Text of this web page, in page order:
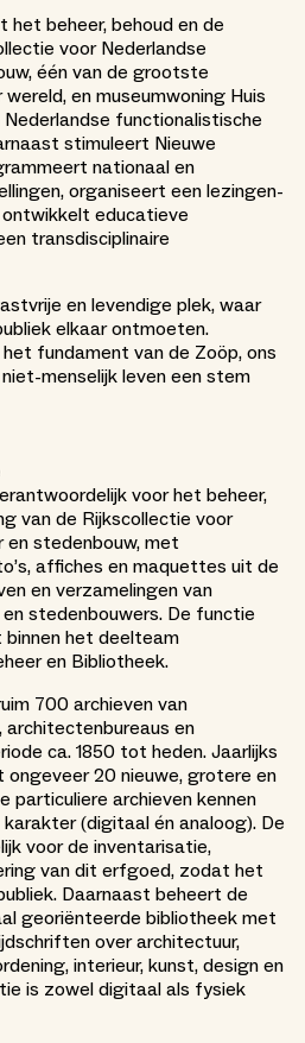
beheer, behoud en de
voor Nederlandse
één van de grootste
en museumwoning Huis
Nederlandse functionalistische
stimuleert Nieuwe
nationaal en
organiseert een lezingen-
educatieve
transdisciplinaire
en levendige plek, waar
elkaar ontmoeten.
fundament van de Zoöp, ons
menselijk leven een stem
voor het beheer,
van de Rijkscollectie voor
en stedenbouw, met
affiches en maquettes uit de
en verzamelingen van
stedenbouwers. De functie
het deelteam
en Bibliotheek.
700 archieven van
en
ca. 1850 tot heden. Jaarlijks
20 nieuwe, grotere en
particuliere archieven kennen
(digitaal én analoog). De
voor de inventarisatie,
van dit erfgoed, zodat het
Daarnaast beheert de
georiënteerde bibliotheek met
over architectuur,
interieur, kunst, design en
is zowel digitaal als fysiek